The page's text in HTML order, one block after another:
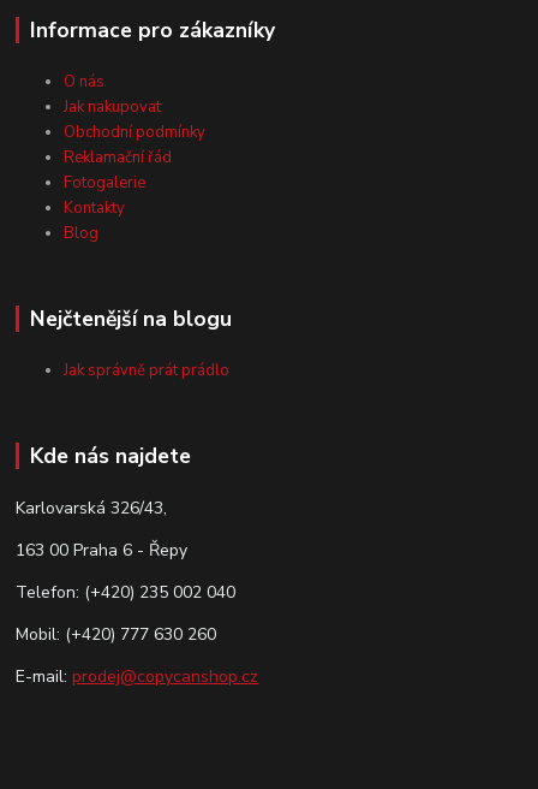
Informace pro zákazníky
O nás
Jak nakupovat
Obchodní podmínky
Reklamační řád
Fotogalerie
Kontakty
Blog
Nejčtenější na blogu
Jak správně prát prádlo
Kde nás najdete
Karlovarská 326/43,
163 00 Praha 6 - Řepy
Telefon: (+420) 235 002 040
Mobil: (+420) 777 630 260
E-mail: prodej@copycanshop.cz